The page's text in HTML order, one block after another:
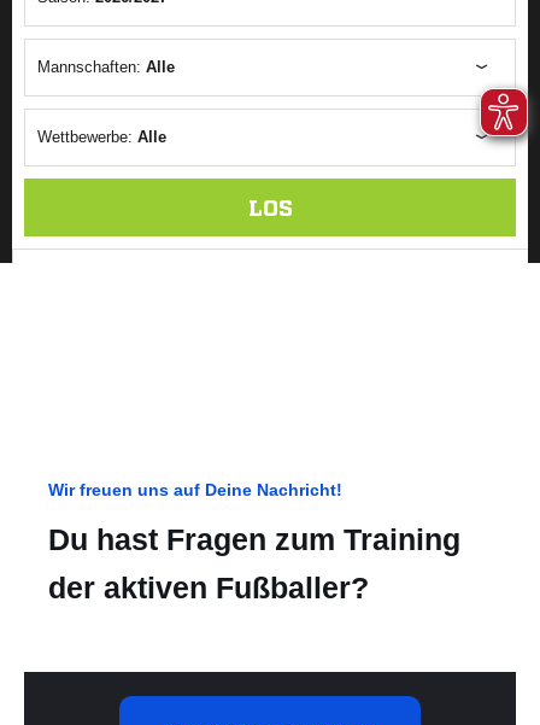
Wir freuen uns auf Deine Nachricht!
Du hast Fragen zum Training
der aktiven Fußballer?